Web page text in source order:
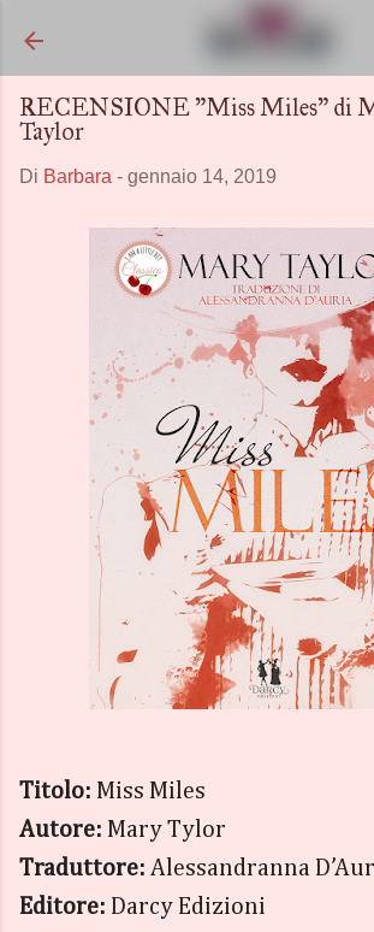
RECENSIONE "Miss Miles" di
Taylor
Di Barbara - gennaio 14, 2019
Titolo: Miss Miles
Autore: Mary Tylor
Traduttore: Alessandranna
Editore: Darcy Edizioni